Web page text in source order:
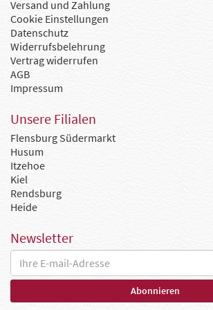
Versand und Zahlung
Cookie Einstellungen
Datenschutz
Widerrufsbelehrung
Vertrag widerrufen
AGB
Impressum
Unsere Filialen
Flensburg Südermarkt
Husum
Itzehoe
Kiel
Rendsburg
Heide
Newsletter